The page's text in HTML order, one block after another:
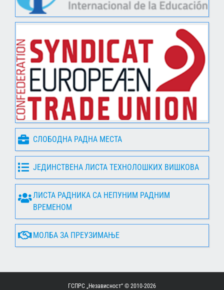
СЛОБОДНА РАДНА МЕСТА
ЈЕДИНСТВЕНА ЛИСТА ТЕХНОЛОШКИХ ВИШКОВА
ЛИСТА РАДНИКА СА НЕПУНИМ РАДНИМ
ВРЕМЕНОМ
МОЛБА ЗА ПРЕУЗИМАЊЕ
ГСПРС „Независност“ © 2010-2026